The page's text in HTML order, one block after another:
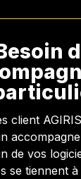
client
de vos
se tiennent